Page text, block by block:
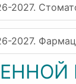
2027.
2027.